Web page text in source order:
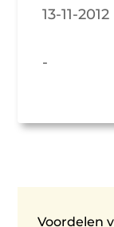
13-11-2012
-
Voordelen